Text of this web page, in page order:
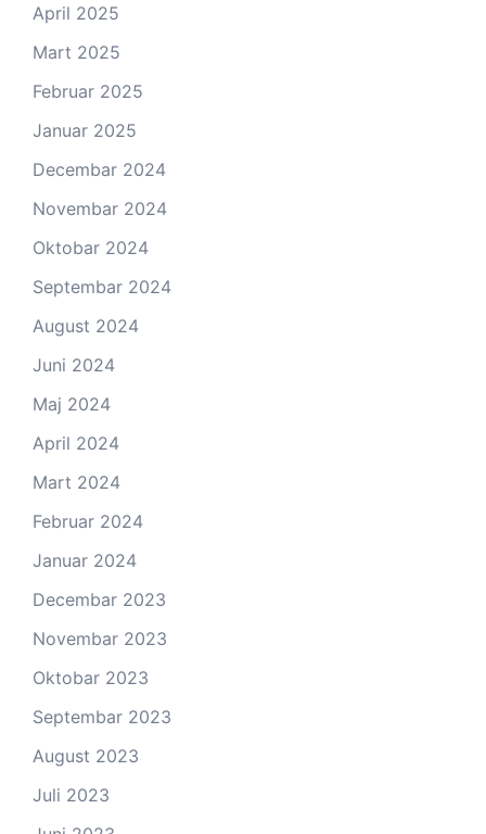
April 2025
Mart 2025
Februar 2025
Januar 2025
Decembar 2024
Novembar 2024
Oktobar 2024
Septembar 2024
August 2024
Juni 2024
Maj 2024
April 2024
Mart 2024
Februar 2024
Januar 2024
Decembar 2023
Novembar 2023
Oktobar 2023
Septembar 2023
August 2023
Juli 2023